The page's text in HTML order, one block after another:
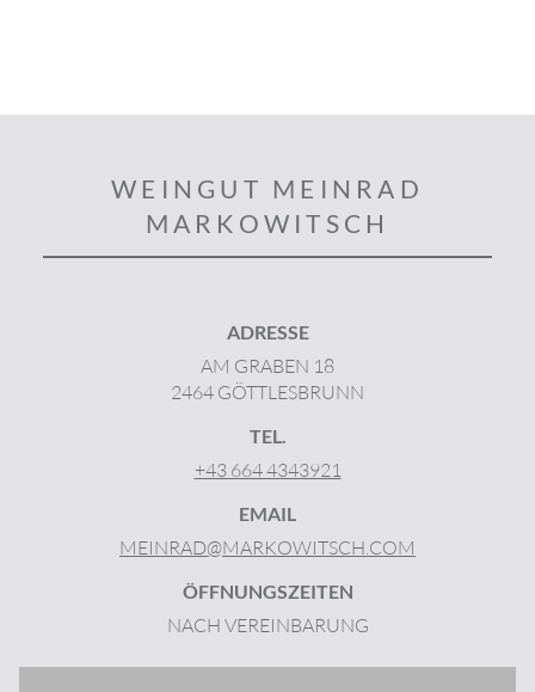
WEINGUT MEINRAD
MARKOWITSCH
ADRESSE
AM GRABEN 18
2464 GÖTTLESBRUNN
TEL.
+43 664 4343921
EMAIL
MEINRAD@MARKOWITSCH.COM
ÖFFNUNGSZEITEN
NACH VEREINBARUNG